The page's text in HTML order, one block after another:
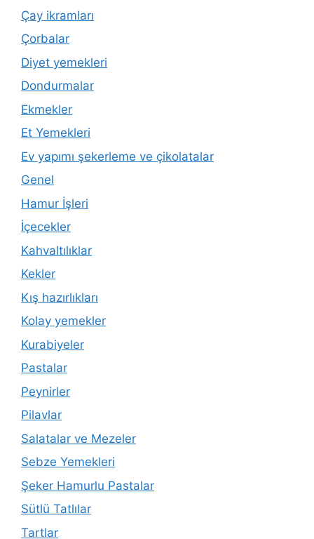
Çay ikramları
Çorbalar
Diyet yemekleri
Dondurmalar
Ekmekler
Et Yemekleri
Ev yapımı şekerleme ve çikolatalar
Genel
Hamur İşleri
İçecekler
Kahvaltılıklar
Kekler
Kış hazırlıkları
Kolay yemekler
Kurabiyeler
Pastalar
Peynirler
Pilavlar
Salatalar ve Mezeler
Sebze Yemekleri
Şeker Hamurlu Pastalar
Sütlü Tatlılar
Tartlar